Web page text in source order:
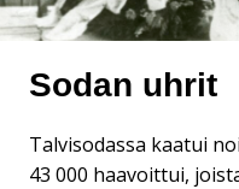
Sodan uhrit
Talvisodassa kaatui
43 000 haavoittui,